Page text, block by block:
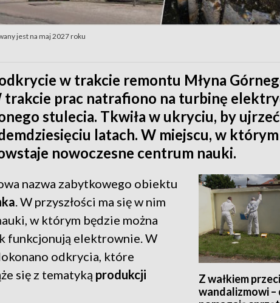
jest na maj 2027 roku
w trakcie remontu Młyna
trakcie prac natrafiono na turbinę
stulecia. Tkwiła w ukryciu, by
latach. W miejscu, w
nowoczesne centrum nauki.
Z wałkiem
wandalizmowi –
nazwa zabytkowego obiektu
. W przyszłości ma się w nim
w którym będzie można
funkcjonują elektrownie. W
odkrycia, które
się z tematyką produkcji